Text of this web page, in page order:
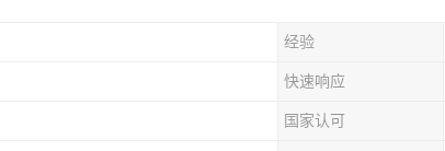
经验
快速响应
国家认可